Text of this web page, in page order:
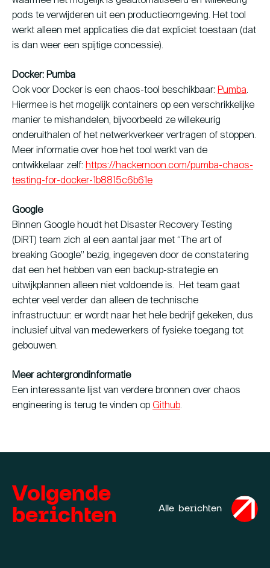
pods te verwijderen uit een productieomgeving. Het tool
werkt alleen met applicaties die dat expliciet toestaan (dat
is dan weer een spijtige concessie).
Docker: Pumba
Ook voor Docker is een chaos-tool beschikbaar: Pumba.
Hiermee is het mogelijk containers op een verschrikkelijke
manier te mishandelen, bijvoorbeeld ze willekeurig
onderuithalen of het netwerkverkeer vertragen of stoppen.
Meer informatie over hoe het tool werkt van de
ontwikkelaar zelf: https://hackernoon.com/pumba-chaos-
testing-for-docker-1b8815c6b61e
Google
Binnen Google houdt het Disaster Recovery Testing
(DiRT) team zich al een aantal jaar met “The art of
breaking Google” bezig, ingegeven door de constatering
dat een het hebben van een backup-strategie en
uitwijkplannen alleen niet voldoende is. Het team gaat
echter veel verder dan alleen de technische
infrastructuur: er wordt naar het hele bedrijf gekeken, dus
inclusief uitval van medewerkers of fysieke toegang tot
gebouwen.
Meer achtergrondinformatie
Een interessante lijst van verdere bronnen over chaos
engineering is terug te vinden op Github.
Volgende
berichten
Alle berichten